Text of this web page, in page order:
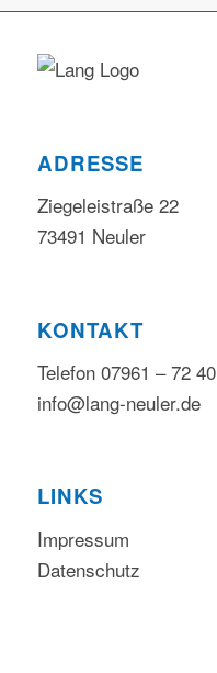
ADRESSE
Ziegeleistraße 22
73491 Neuler
KONTAKT
Telefon 07961 – 72 40
info@lang-neuler.de
LINKS
Impressum
Datenschutz